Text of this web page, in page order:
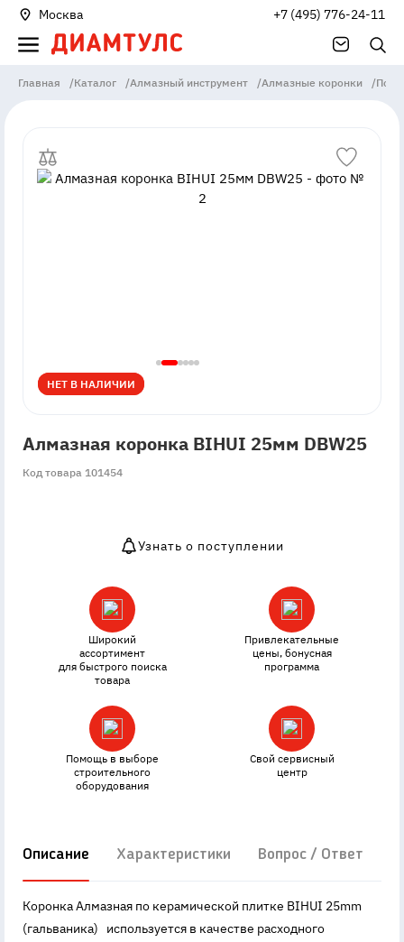
Москва +7 (495) 776-24-11
Главная /Каталог /Алмазный инструмент /Алмазные коронки /По
НЕТ В НАЛИЧИИ
НЕТ В НАЛИЧИИ
Алмазная коронка BIHUI 25мм DBW25
Код товара 101454
Узнать о поступлении
Широкий
ассортимент
для быстрого поиска
товара
Привлекательные
цены, бонусная
программа
Помощь в выборе
строительного
оборудования
Свой сервисный
центр
Описание Характеристики Вопрос / Ответ
Коронка Алмазная по керамической плитке BIHUI 25mm
(гальваника) используется в качестве расходного